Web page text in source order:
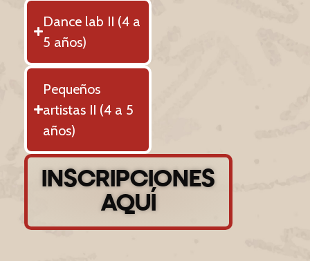
Dance lab II (4 a
5 años)
Pequeños
artistas II (4 a 5
años)
INSCRIPCIONES
AQUÍ